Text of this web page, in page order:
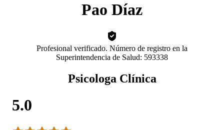
Pao Díaz
Profesional verificado. Número de registro en la
Superintendencia de Salud: 593338
Psicologa Clínica
5.0